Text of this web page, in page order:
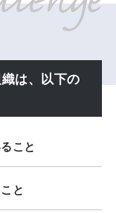
は、以下の
こと
と